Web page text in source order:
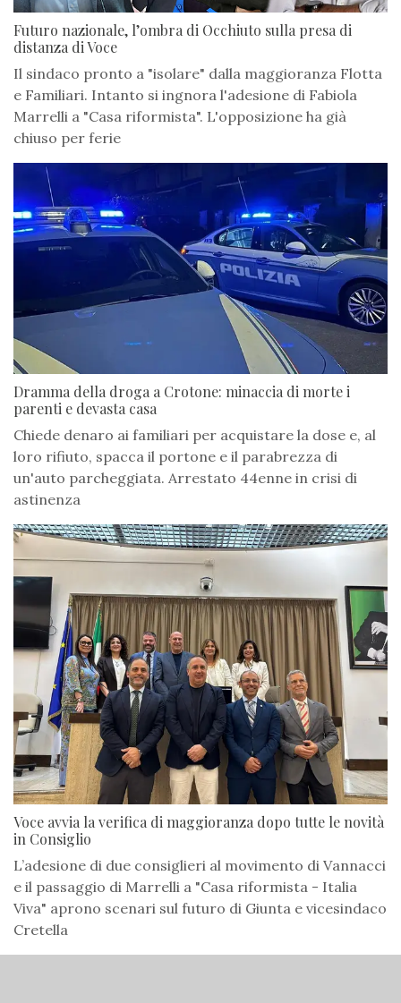
Futuro nazionale, l’ombra di Occhiuto sulla presa di
distanza di Voce
Il sindaco pronto a "isolare" dalla maggioranza Flotta
e Familiari. Intanto si ingnora l'adesione di Fabiola
Marrelli a "Casa riformista". L'opposizione ha già
chiuso per ferie
Dramma della droga a Crotone: minaccia di morte i
parenti e devasta casa
Chiede denaro ai familiari per acquistare la dose e, al
loro rifiuto, spacca il portone e il parabrezza di
un'auto parcheggiata. Arrestato 44enne in crisi di
astinenza
Voce avvia la verifica di maggioranza dopo tutte le novità
in Consiglio
L’adesione di due consiglieri al movimento di Vannacci
e il passaggio di Marrelli a "Casa riformista - Italia
Viva" aprono scenari sul futuro di Giunta e vicesindaco
Cretella